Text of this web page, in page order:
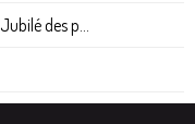
des p...